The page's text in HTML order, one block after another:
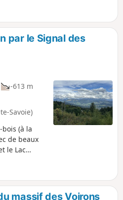
par le Signal des
-613 m
Savoie)
(à la
de beaux
le Lac
qui
être
votre guise
massif des Voirons